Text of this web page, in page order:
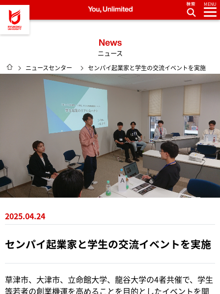
龍谷大学 You, Unlimited
MENU
News
ニュース
HOME
ニュースセンター センパイ起業家と学生の交流イベントを実施
2025.04.24
センパイ起業家と学生の交流イベントを実施
草津市、大津市、立命館大学、龍谷大学の4者共催で、学生
等若者の創業機運を高めることを目的としたイベントを開